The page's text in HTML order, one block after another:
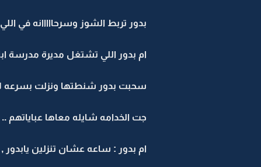
بدور تربط الشوز وسرحااااانه في
ام بدور اللي تشتغل مديرة مدرسة
سحبت بدور شنطتها ونزلت بسرعه
جت الخدامه شايله معاها عباياتهم ..
ام بدور : ساعه عشان تنزلين